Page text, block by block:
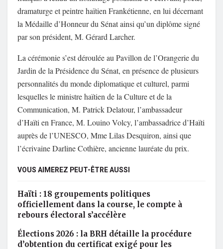
dramaturge et peintre haïtien Frankétienne, en lui décernant
la Médaille d’Honneur du Sénat ainsi qu’un diplôme signé
par son président, M. Gérard Larcher.
La cérémonie s’est déroulée au Pavillon de l’Orangerie du
Jardin de la Présidence du Sénat, en présence de plusieurs
personnalités du monde diplomatique et culturel, parmi
lesquelles le ministre haïtien de la Culture et de la
Communication, M. Patrick Delatour, l’ambassadeur
d’Haïti en France, M. Louino Volcy, l’ambassadrice d’Haïti
auprès de l’UNESCO, Mme Lilas Desquiron, ainsi que
l’écrivaine Darline Cothière, ancienne lauréate du prix.
VOUS AIMEREZ PEUT-ÊTRE AUSSI
Haïti : 18 groupements politiques
officiellement dans la course, le compte à
rebours électoral s’accélère
Élections 2026 : la BRH détaille la procédure
d’obtention du certificat exigé pour les